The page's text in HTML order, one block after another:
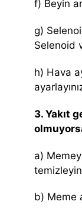
f) Beyin
g)
Selenoid
h) Hava
3. Yakıt
a)
b) Meme